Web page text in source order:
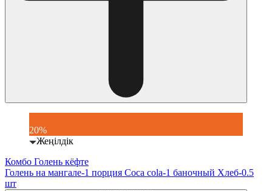
20%
Жеңілдік
Комбо Голень кёфте
Голень на мангале-1 порция Coca cola-1 баночный Хлеб-0.5
шт